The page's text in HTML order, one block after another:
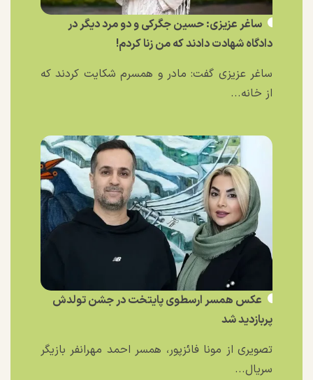
ساغر عزیزی: حسین جگرکی و دو مرد دیگر در
دادگاه شهادت دادند که من زنا کردم!
ساغر عزیزی گفت: مادر و همسرم شکایت کردند که
از خانه...
عکس همسر ارسطوی پایتخت در جشن تولدش
پربازدید شد
تصویری از مونا فائزپور، همسر احمد مهرانفر بازیگر
سریال...